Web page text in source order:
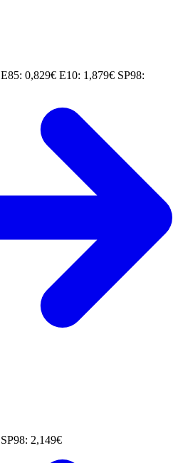
E85: 0,829€ E10: 1,879€ SP98:
SP98: 2,149€